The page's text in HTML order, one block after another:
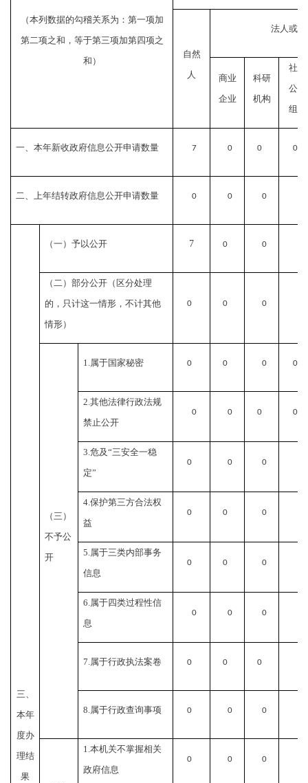
（本列数据的勾稽关系为：第一项加
第二项之和，等于第三项加第四项之
和）
自然
人
法人或
商业
企业
科研
机构
社会
公益
组织
一、本年新收政府信息公开申请数量 7 0 0 0
二、上年结转政府信息公开申请数量 0 0 0
三、
本年
度办
理结
果
（一）予以公开 7 0 0
（二）部分公开（区分处理
的，只计这一情形，不计其他
情形）
0 0 0
（三）
不予公
开
1.属于国家秘密 0 0 0 0
2.其他法律行政法规
禁止公开
0 0 0 0
3.危及“三安全一稳
定”
0 0 0
4.保护第三方合法权
益
0 0 0
5.属于三类内部事务
信息
0 0 0
6.属于四类过程性信
息
0 0 0
7.属于行政执法案卷 0 0 0
8.属于行政查询事项 0 0 0
1.本机关不掌握相关
政府信息
0 0 0